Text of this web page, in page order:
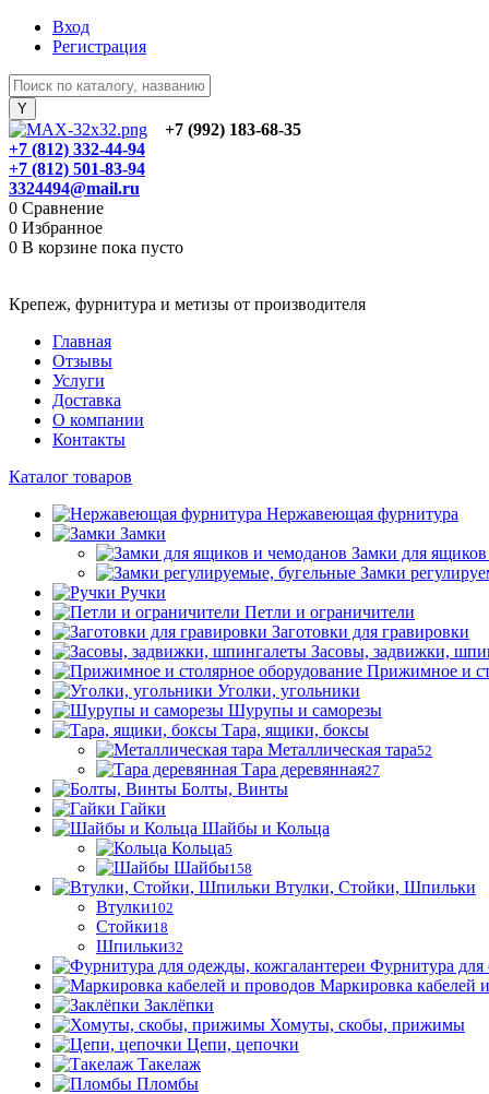
Вход
Регистрация
+7 (992) 183-68-35
+7 (812) 332-44-94
+7 (812) 501-83-94
3324494@mail.ru
0 Сравнение
0 Избранное
0 В корзине пока пусто
Крепеж, фурнитура и метизы от производителя
Главная
Отзывы
Услуги
Доставка
О компании
Контакты
Каталог товаров
Нержавеющая фурнитура
Замки
Замки для
Замки
Ручки
Петли и ограничители
Заготовки для гравировки
Засовы, задвижки,
Прижимное и
Уголки, угольники
Шурупы и саморезы
Тара, ящики, боксы
Металлическая тара52
Тара деревянная27
Болты, Винты
Гайки
Шайбы и Кольца
Кольца5
Шайбы158
Втулки, Стойки, Шпильки
Втулки102
Стойки18
Шпильки32
Фурнитура для
Маркировка кабелей
Заклёпки
Хомуты, скобы, прижимы
Цепи, цепочки
Такелаж
Пломбы